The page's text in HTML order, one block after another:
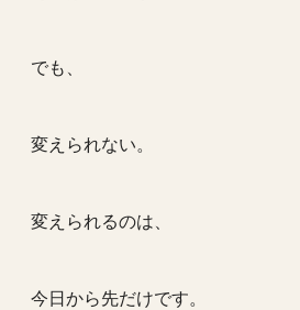
でも、
変えられない。
変えられるのは、
今日から先だけです。